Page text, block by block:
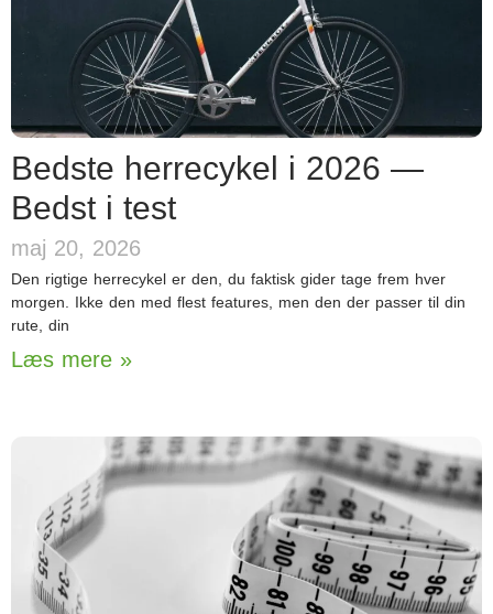
Bedste herrecykel i 2026 —
Bedst i test
maj 20, 2026
Den rigtige herrecykel er den, du faktisk gider tage frem hver
morgen. Ikke den med flest features, men den der passer til din
rute, din
Læs mere »